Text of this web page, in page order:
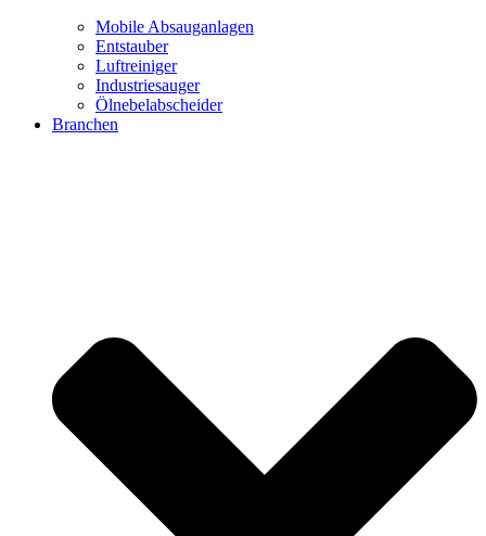
Mobile Absauganlagen
Entstauber
Luftreiniger
Industriesauger
Ölnebelabscheider
Branchen